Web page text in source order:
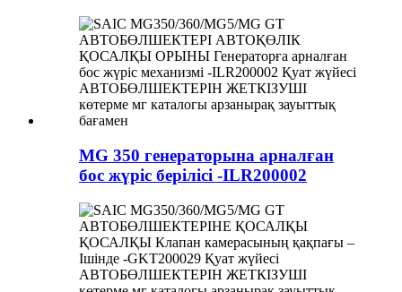
MG 350 генераторына арналған
бос жүріс берілісі -ILR200002